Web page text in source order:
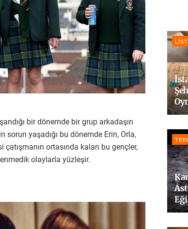
bir dönemde bir grup arkadaşın
yaşadığı bu dönemde Erin, Orla,
ortasında kalan bu gençler,
olaylarla yüzleşir.